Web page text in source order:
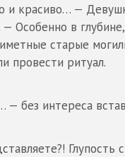
и красиво… —
— Особенно в
старые
провести ритуал.
— без интереса
Глупость